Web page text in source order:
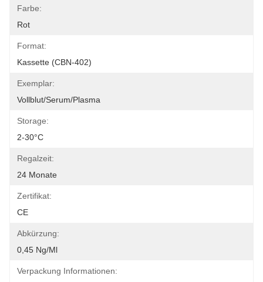
Farbe:
Rot
Format:
Kassette (CBN-402)
Exemplar:
Vollblut/Serum/Plasma
Storage:
2-30°C
Regalzeit:
24 Monate
Zertifikat:
CE
Abkürzung:
0,45 Ng/ml
Verpackung Informationen: